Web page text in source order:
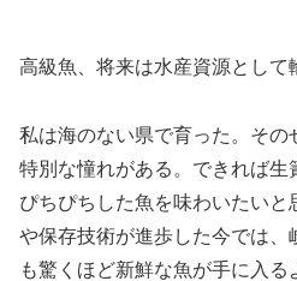
高級魚、将来は水産資源として
私は海のない県で育った。その
特別な憧れがある。できれば生
ぴちぴちした魚を味わいたい
や保存技術が進歩した今では
も驚くほど新鮮な魚が手に入